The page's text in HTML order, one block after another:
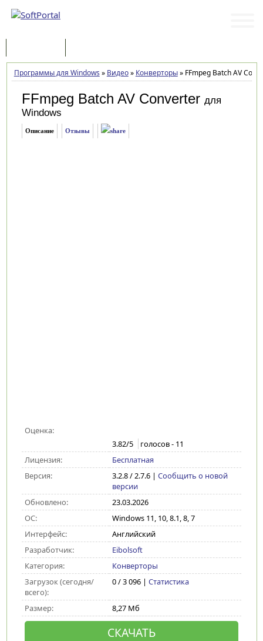
Программы для Windows » Видео» Конверторы»FFmpeg Batch AV
FFmpeg Batch AV Converter для
Windows
Описание Отзывы
Оценка:
3.82/5 голосов - 11
Лицензия:
Бесплатная
Версия:
3.2.8 / 2.7.6| Сообщить о новой
версии
Обновлено:
23.03.2026
ОС:
Windows 11, 10, 8.1, 8, 7
Интерфейс:
Английский
Разработчик:
Eibolsoft
Категория:
Конверторы
Загрузок (сегодня/
всего):
0 / 3 096 | Статистика
Размер: 8,27 Мб
СКАЧАТЬ